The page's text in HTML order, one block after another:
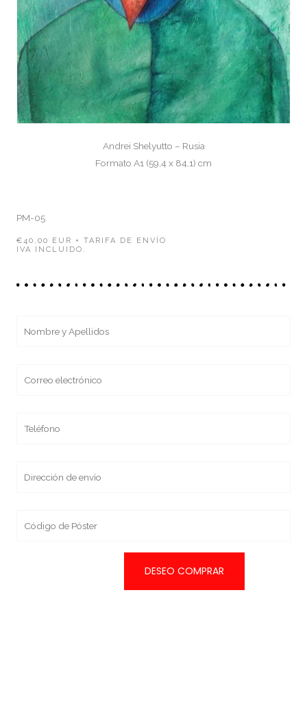
Andrei Shelyutto – Rusia
Formato A1 (59,4 x 84,1) cm
PM-05
€40,00 EUR + TARIFA DE ENVÍO
IVA INCLUIDO.